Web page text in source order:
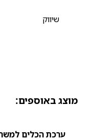
באוספים:
ערכת הכלים למשרד